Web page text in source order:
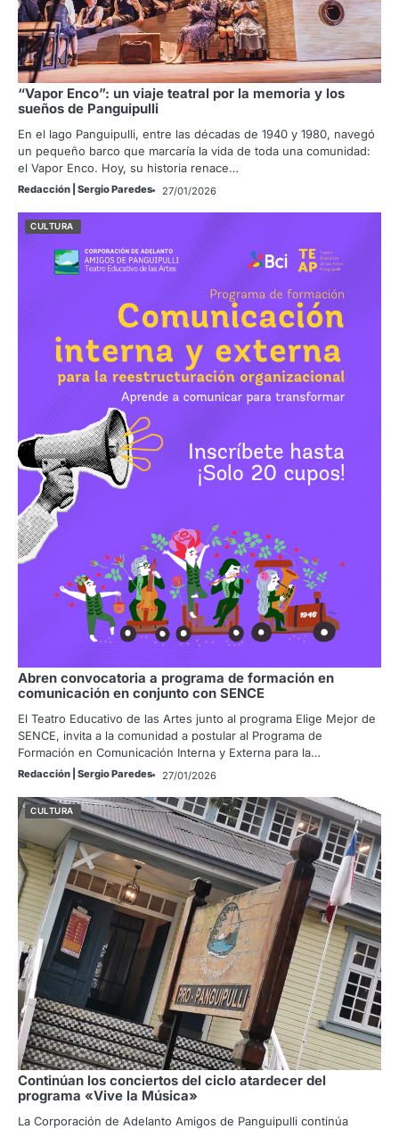
“Vapor Enco”: un viaje teatral por la memoria y los
sueños de Panguipulli
En el lago Panguipulli, entre las décadas de 1940 y 1980, navegó
un pequeño barco que marcaría la vida de toda una comunidad:
el Vapor Enco. Hoy, su historia renace…
Redacción | Sergio Paredes 27/01/2026
CULTURA
Abren convocatoria a programa de formación en
comunicación en conjunto con SENCE
El Teatro Educativo de las Artes junto al programa Elige Mejor de
SENCE, invita a la comunidad a postular al Programa de
Formación en Comunicación Interna y Externa para la…
Redacción | Sergio Paredes 27/01/2026
CULTURA
Continúan los conciertos del ciclo atardecer del
programa «Vive la Música»
La Corporación de Adelanto Amigos de Panguipulli continúa